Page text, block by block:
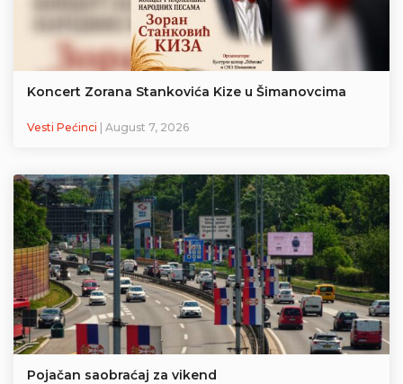
Koncert Zorana Stankovića Kize u Šimanovcima
Vesti Pećinci | August 7, 2026
Pojačan saobraćaj za vikend